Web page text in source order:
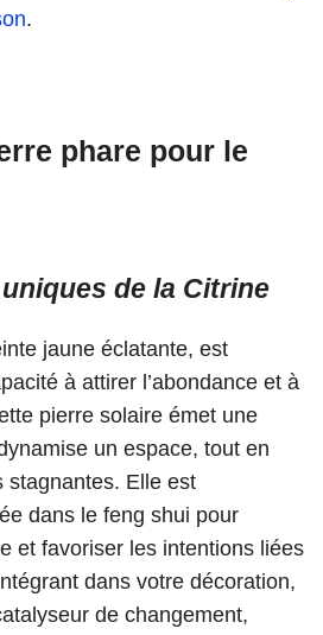
.
phare pour le
de la Citrine
jaune éclatante, est
à attirer l’abondance et à
pierre solaire émet une
un espace, tout en
stagnantes. Elle est
dans le feng shui pour
et favoriser les intentions liées
dans votre décoration,
de changement,